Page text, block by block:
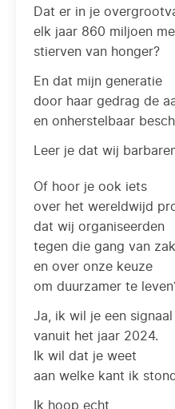
Dat er in je
elk jaar 860 miljoen
stierven van honger?
En dat mijn generatie
door haar gedrag de
en onherstelbaar
Leer je dat wij
Of hoor je ook iets
over het wereldwijd
dat wij organiseerden
tegen die gang van
en over onze keuze
om duurzamer te
Ja, ik wil je een
vanuit het jaar 2024.
Ik wil dat je weet
aan welke kant ik
Ik hoop echt